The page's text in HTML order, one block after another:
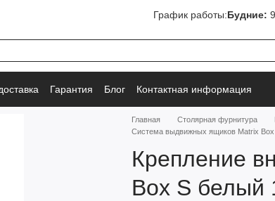
График работы:Будние:
Гарантия Блог Контактная информация
Главная Столярная фурнитура
Система выдвижных ящиков Matrix Box
Крепление
Box S белый